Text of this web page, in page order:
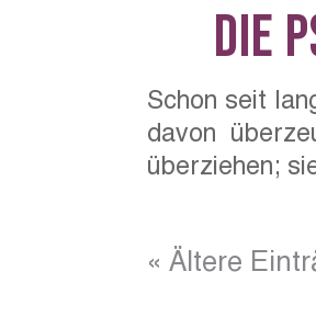
Die
Schon seit
davon
überziehen;
« Ältere